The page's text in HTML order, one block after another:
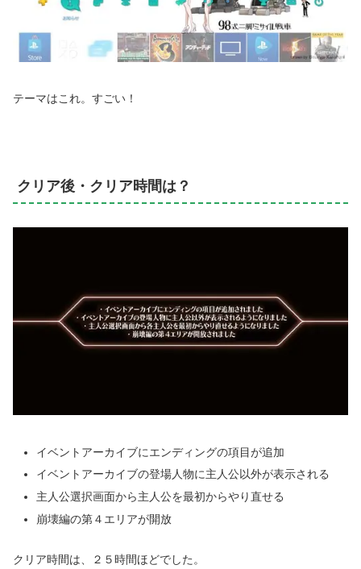
テーマはこれ。すごい！
クリア後・クリア時間は？
イベントアーカイブにエンディングの項目が追加
イベントアーカイブの登場人物に主人公以外が表示される
主人公選択画面から主人公を最初からやり直せる
崩壊編の第４エリアが開放
クリア時間は、２５時間ほどでした。